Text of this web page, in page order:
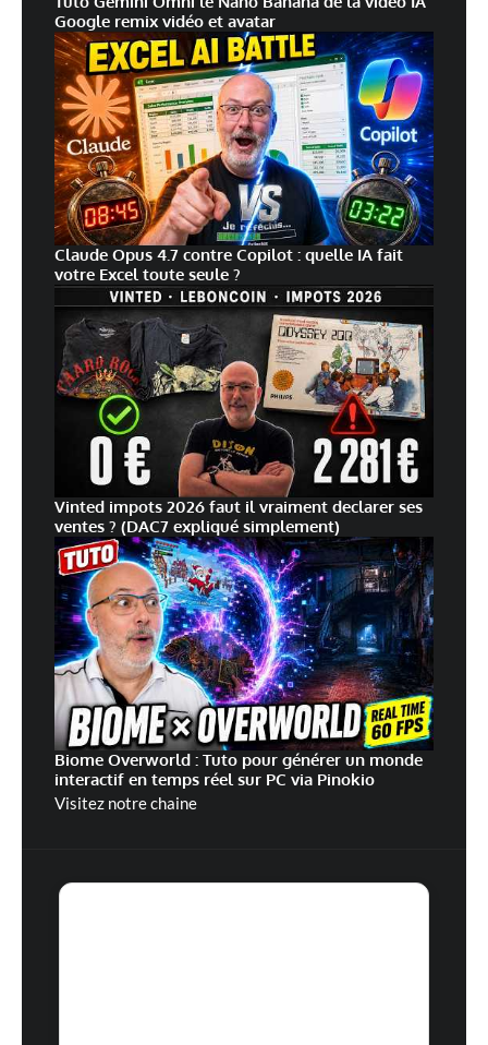
Google remix vidéo et avatar
Claude Opus 4.7 contre Copilot : quelle IA fait
votre Excel toute seule ?
Vinted impots 2026 faut il vraiment declarer ses
ventes ? (DAC7 expliqué simplement)
Biome Overworld : Tuto pour générer un monde
interactif en temps réel sur PC via Pinokio
Visitez notre chaine